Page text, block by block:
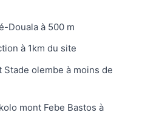
Douala à 500 m
à 1km du site
Stade olembe à moins de
mont Febe Bastos à